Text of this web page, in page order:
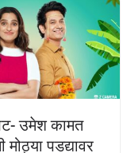
उमेश कामत
मोठ्या पडद्यावर